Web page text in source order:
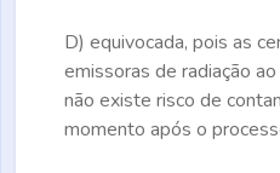
D) equivocada, pois as
emissoras de radiação
não existe risco de
momento após o